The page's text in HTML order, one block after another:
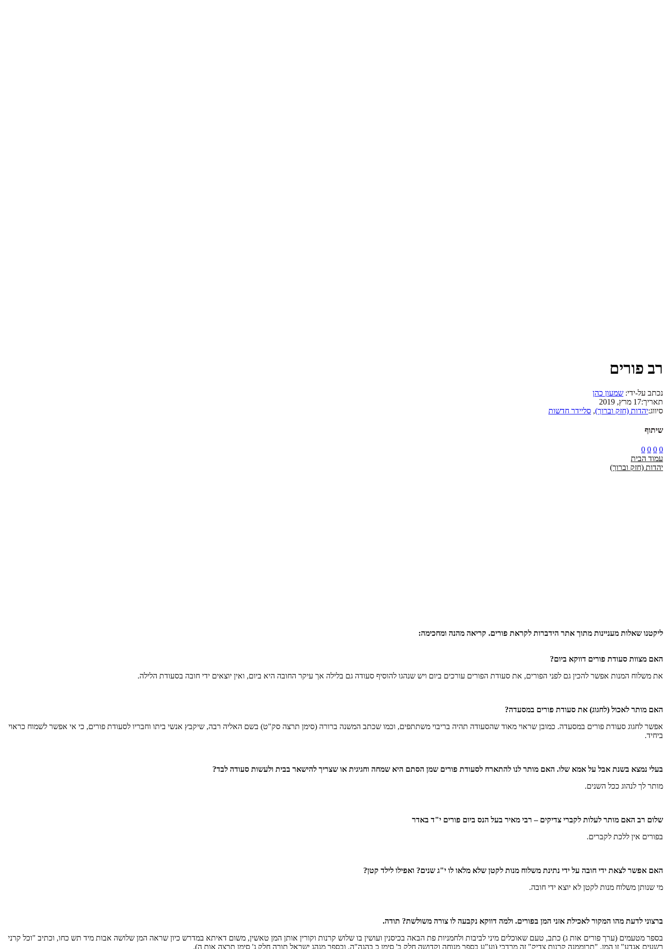
רב פורים
נכתב על-ידי: שמעון כהן
תאריך:17 מרץ, 2019
סיווג:יהדות (חזק וברוך), סליידר חדשות
שיתוף
0
0
0
0
עמוד הבית
יהדות (חזק וברוך)
ליקטנו שאלות מעניינות מתוך אתר הידברות לקראת פורים. קריאה מהנה ומחכימה:
האם מצוות סעודת פורים דווקא ביום?
את משלוח המנות אפשר להכין גם לפני הפורים, את סעודת הפורים עורכים ביום ויש שנהגו להוסיף סעודה גם בלילה אך עיקר החובה היא ביום, ואין יוצאים ידי חובה בסעודת הלילה.
האם מותר לאכול (לחגוג) את סעודת פורים במסעדה?
אפשר לחגוג סעודת פורים במסעדה. כמובן שראוי מאוד שהסעודה תהיה בריבוי משתתפים, וכמו שכתב המשנה ברורה (סימן תרצה סק"ט) בשם האליה רבה, שיקבץ אנשי ביתו וחבריו לסעודת פורים, כי אי אפשר לשמוח כראוי
ביחיד.
בעלי נמצא בשנת אבל על אמא שלו. האם מותר לנו להתארח לסעודת פורים שמן הסתם היא שמחה וחגיגית או שצריך להישאר בבית ולעשות סעודה לבד?
מותר לך לנהוג ככל השנים.
שלום רב האם מותר לעלות לקברי צדיקים – רבי מאיר בעל הנס ביום פורים י"ד באדר
בפורים אין ללכת לקברים.
האם אפשר לצאת ידי חובה על ידי נתינת משלוח מנות לקטן שלא מלאו לו י"ג שנים? ואפילו לילד קטן?
מי שנותן משלוח מנות לקטן לא יוצא ידי חובה.
ברצוני לדעת מהו המקור לאכילת אזני המן בפורים. ולמה דווקא נקבעה לו צורה משולשת? תודה.
בספר מטעמים (ערך פורים אות ג) כתב, טעם שאוכלים מיני לביבות ולחמניות פת הבאה בכיסנין ועושין בו שלוש קרנות וקורין אותן המן טאשין, משום דאיתא במדרש כיון שראה המן שלושה אבות מיד תש כחו, וכתיב "וכל קרני
רשעים אגדע" זו המן, "תרוממנה קרנות צדיק" זה מרדכי (וע"ע בספר מנוחה וקדושה חלק ב' סימן כ בהגה"ה, ובספר מנהג ישראל תורה חלק ג' סימן תרצה אות ה).